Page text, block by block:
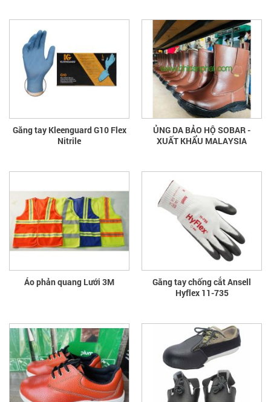
Găng tay Kleenguard G10 Flex
Nitrile
ỦNG DA BẢO HỘ SOBAR -
XUẤT KHẨU MALAYSIA
Áo phản quang Lưới 3M
Găng tay chống cắt Ansell
Hyflex 11-735